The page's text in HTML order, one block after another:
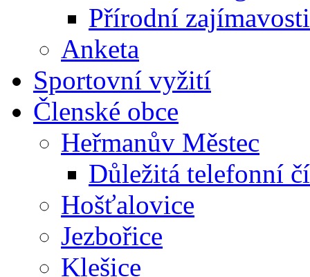
Přírodní zajímavosti
Anketa
Sportovní vyžití
Členské obce
Heřmanův Městec
Důležitá telefonní
Hošťalovice
Jezbořice
Klešice